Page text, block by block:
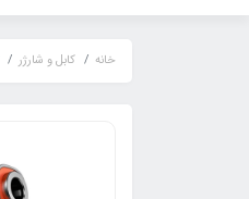
خانه کابل و شارژر